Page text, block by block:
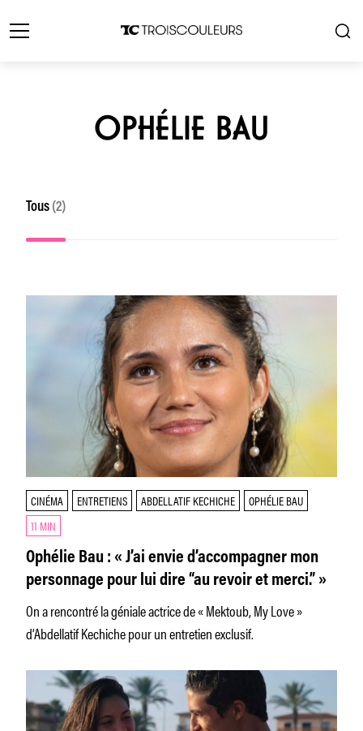
OPHÉLIE BAU
Tous (2)
CINÉMA ENTRETIENS ABDELLATIF KECHICHE
OPHÉLIE BAU
11 MIN
Ophélie Bau : « J’ai envie d’accompagner mon
personnage pour lui dire “au revoir et merci.” »
On a rencontré la géniale actrice de « Mektoub, My Love »
d’Abdellatif Kechiche pour un entretien exclusif.